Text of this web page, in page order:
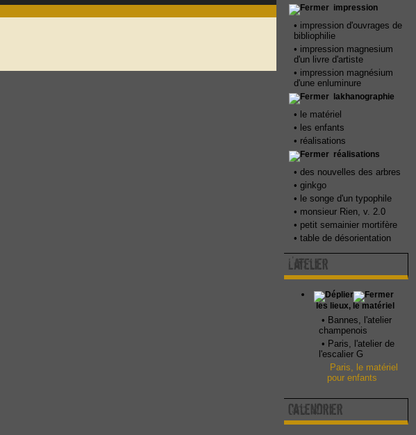
impression
• impression d'ouvrages de
bibliophilie
• impression magnesium
d'un livre d'artiste
• impression magnésium
d'une enluminure
lakhanographie
• le matériel
• les enfants
• réalisations
réalisations
• des nouvelles des arbres
• ginkgo
• le songe d'un typophile
• monsieur Rien, v. 2.0
• petit semainier mortifère
• table de désorientation
L'atelier
les lieux, le matériel
• Bannes, l'atelier
champenois
• Paris, l'atelier de
l'escalier G
Paris, le matériel
pour enfants
Calendrier